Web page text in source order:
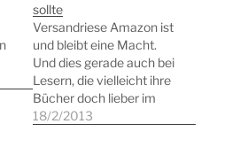
sollte
Versandriese Amazon ist
und bleibt eine Macht.
Und dies gerade auch bei
Lesern, die vielleicht ihre
Bücher doch lieber im
stationären Buchhandel
18/2/2013